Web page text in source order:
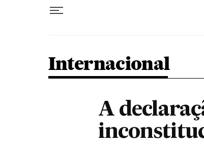
Internacional
A